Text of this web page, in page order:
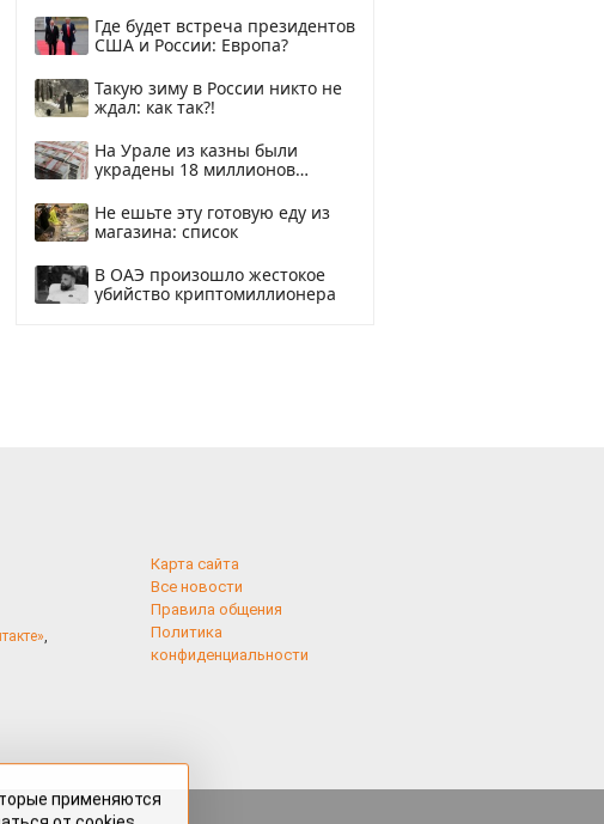
Где будет встреча президентов
США и России: Европа?
Такую зиму в России никто не
ждал: как так?!
На Урале из казны были
украдены 18 миллионов
Не ешьте эту готовую еду из
магазина: список
В ОАЭ произошло жестокое
убийство криптомиллионера
,
Карта сайта
Все новости
Правила общения
Политика
конфиденциальности
применяются
от cookies,